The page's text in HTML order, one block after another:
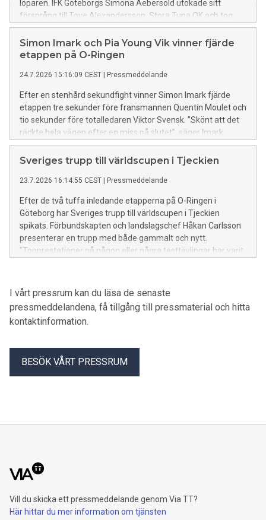
löparen. IFK Göteborgs Simona Aebersold utökade sitt
försprång till Tove Alexandersson, Stora Tuna OK och tog
hem sin andra raka O-Ringen-seger.
Simon Imark och Pia Young Vik vinner fjärde
etappen på O-Ringen
24.7.2026 15:16:09 CEST Pressmeddelande
Efter en stenhård sekundfight vinner Simon Imark fjärde
etappen tre sekunder före fransmannen Quentin Moulet och
tio sekunder före totalledaren Viktor Svensk. ”Skönt att det
räckte hela vägen efter en miss på slutet”, säger Imark.
Norska Pia Young Vik tar två fina skalper när hon vinner
damklassen närmast före totalledaren Simona Aebersold
Sveriges trupp till världscupen i Tjeckien
23.7.2026 16:14:55 CEST Pressmeddelande
Efter de två tuffa inledande etapperna på O-Ringen i
Göteborg har Sveriges trupp till världscupen i Tjeckien
spikats. Förbundskapten och landslagschef Håkan Carlsson
presenterar en trupp med både gammalt och nytt.
”Topprestationer på någon eller några testtävlingar har varit
I vårt pressrum kan du läsa de senaste
pressmeddelandena, få tillgång till pressmaterial och hitta
kontaktinformation.
BESÖK VÅRT PRESSRUM
Vill du skicka ett pressmeddelande genom Via TT?
Här hittar du mer information om tjänsten